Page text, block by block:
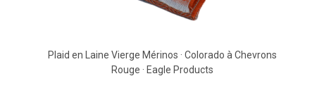
Plaid en Laine Vierge Mérinos · Colorado à Chevrons
Rouge · Eagle Products